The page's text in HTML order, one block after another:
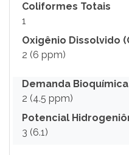
Coliformes Totais
1
Oxigênio Dissolvido
2 (6 ppm)
Demanda
2 (4.5 ppm)
Potencial
3 (6.1)